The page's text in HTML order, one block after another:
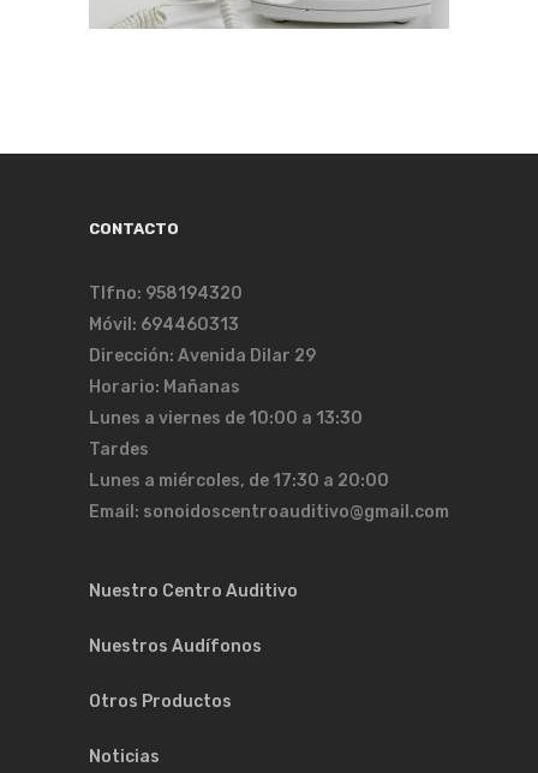
CONTACTO
Tlfno: 958194320
Móvil: 694460313
Dirección: Avenida Dilar 29
Horario: Mañanas
Lunes a viernes de 10:00 a 13:30
Tardes
Lunes a miércoles, de 17:30 a 20:00
Email: sonoidoscentroauditivo@gmail.com
Nuestro Centro Auditivo
Nuestros Audífonos
Otros Productos
Noticias